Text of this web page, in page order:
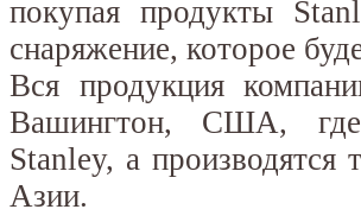
покупая продукты
снаряжение, которое
Вся продукция
Вашингтон, США, где
Stanley, а
Азии.